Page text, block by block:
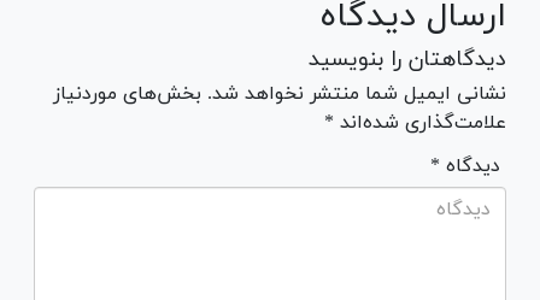
ارسال دیدگاه
دیدگاهتان را بنویسید
نشانی ایمیل شما منتشر نخواهد شد. بخش‌های موردنیاز
علامت‌گذاری شده‌اند *
* دیدگاه